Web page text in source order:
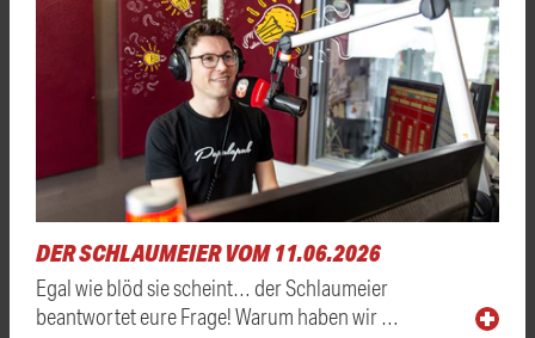
DER SCHLAUMEIER VOM 11.06.2026
Egal wie blöd sie scheint… der Schlaumeier
beantwortet eure Frage! Warum haben wir …